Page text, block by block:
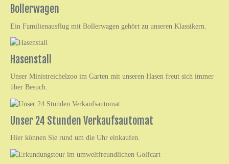
Bollerwagen
Ein Familienausflug mit Bollerwagen gehört zu unseren Klassikern.
Hasenstall
Unser Ministreichelzoo im Garten mit unseren Hasen freut sich immer
über Besuch.
Unser 24 Stunden Verkaufsautomat
Hier können Sie rund um die Uhr einkaufen.